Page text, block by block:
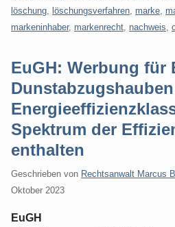
löschung
löschungsverfahren marke
markeninhaber, markenrecht nachweis
EuGH: Werbung für
Spektrum der
enthalten
Geschrieben von Rechtsanwalt Marcus
Oktober 2023
EuGH